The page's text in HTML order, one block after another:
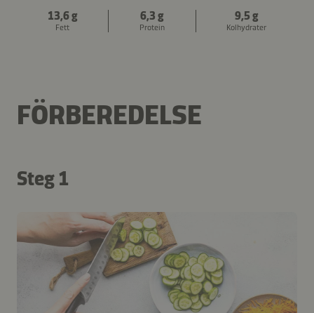
13,6 g
Fett
6,3 g
Protein
9,5 g
Kolhydrater
FÖRBEREDELSE
Steg 1